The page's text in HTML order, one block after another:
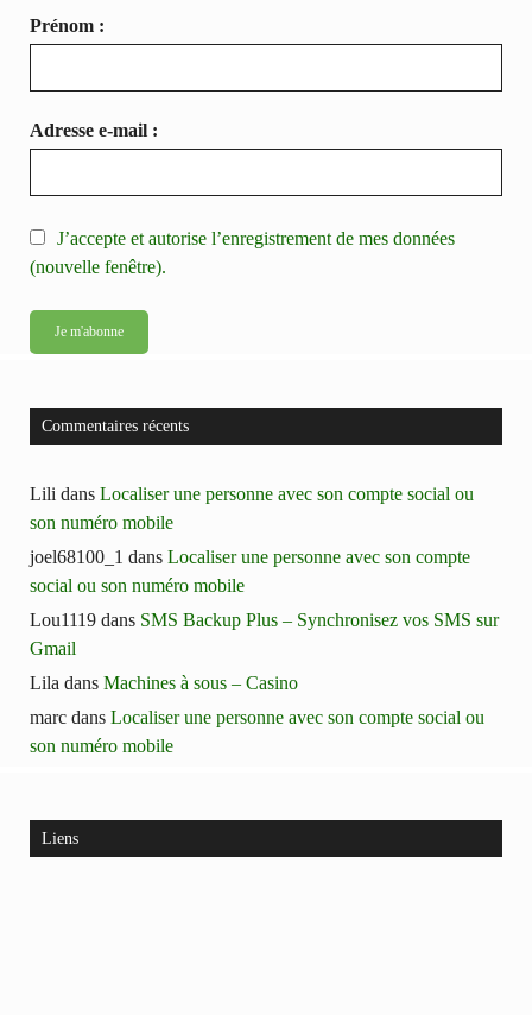
Prénom :
Adresse e-mail :
J’accepte et autorise l’enregistrement de mes données
(nouvelle fenêtre).
Commentaires récents
Lili dans Localiser une personne avec son compte social ou
son numéro mobile
joel68100_1 dans Localiser une personne avec son compte
social ou son numéro mobile
Lou1119 dans SMS Backup Plus – Synchronisez vos SMS sur
Gmail
Lila dans Machines à sous – Casino
marc dans Localiser une personne avec son compte social ou
son numéro mobile
Liens